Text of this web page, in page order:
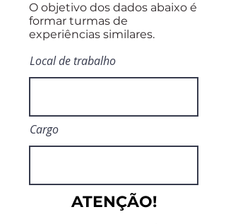
O objetivo dos dados abaixo é
formar turmas de
experiências similares.
Local de trabalho
Cargo
ATENÇÃO!